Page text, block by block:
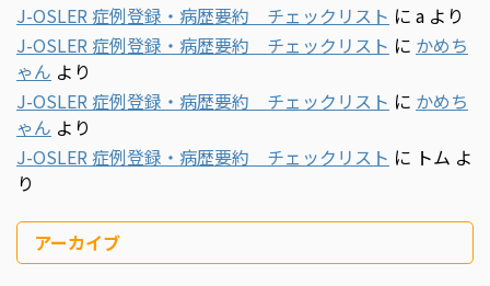
J-OSLER 症例登録・病歴要約 チェックリスト に a より
J-OSLER 症例登録・病歴要約 チェックリスト に かめち
ゃん より
J-OSLER 症例登録・病歴要約 チェックリスト に かめち
ゃん より
J-OSLER 症例登録・病歴要約 チェックリスト に トム よ
り
アーカイブ